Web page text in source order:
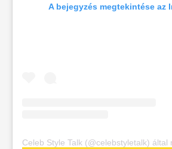
A bejegyzés megtekintése az